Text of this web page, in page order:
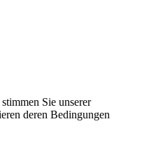
Sie unserer
deren Bedingungen